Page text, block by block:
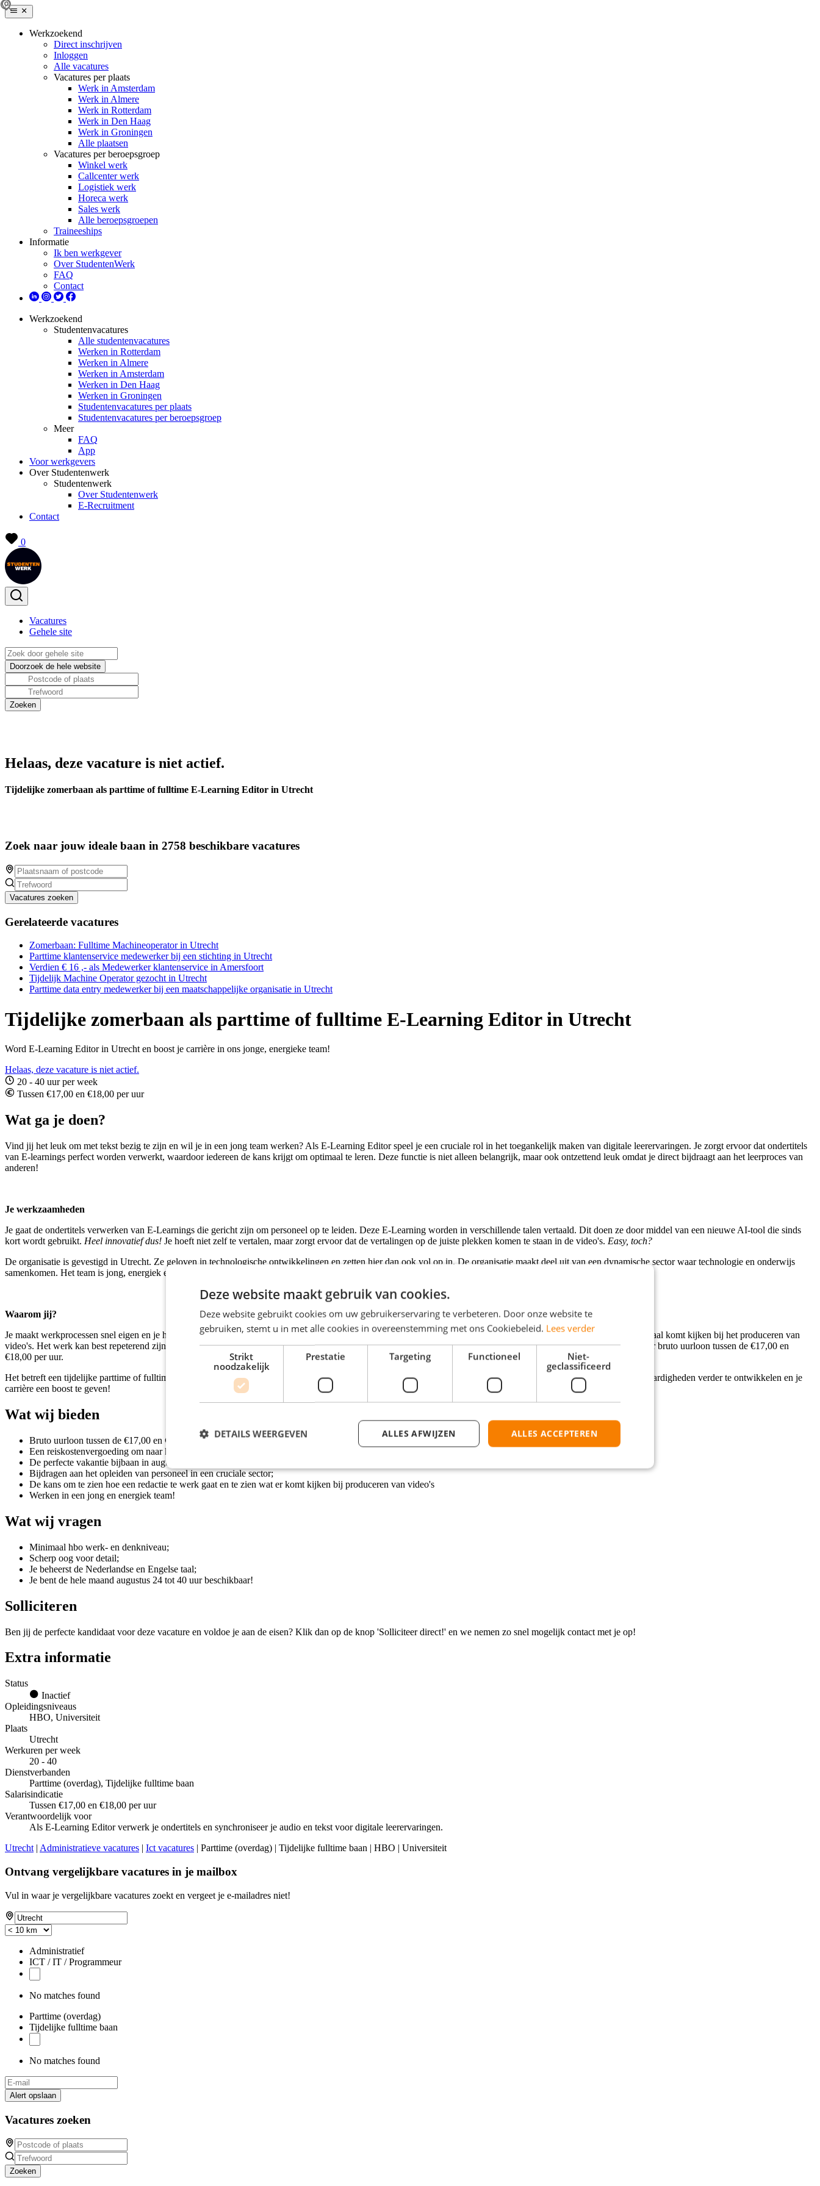
Werkzoekend
Direct inschrijven
Inloggen
Alle vacatures
Vacatures per plaats
Werk in Amsterdam
Werk in Almere
Werk in Rotterdam
Werk in Den Haag
Werk in Groningen
Alle plaatsen
Vacatures per beroepsgroep
Winkel werk
Callcenter werk
Logistiek werk
Horeca werk
Sales werk
Alle beroepsgroepen
Traineeships
Informatie
Ik ben werkgever
Over StudentenWerk
FAQ
Contact
Werkzoekend
Studentenvacatures
Alle studentenvacatures
Werken in Rotterdam
Werken in Almere
Werken in Amsterdam
Werken in Den Haag
Werken in Groningen
Studentenvacatures per plaats
Studentenvacatures per beroepsgroep
Meer
FAQ
App
Voor werkgevers
Over Studentenwerk
Studentenwerk
Over Studentenwerk
E-Recruitment
Contact
0
Vacatures
Gehele site
Helaas, deze vacature is niet actief.
Tijdelijke zomerbaan als parttime of fulltime E-Learning Editor in Utrecht
Zoek naar jouw ideale baan in 2758 beschikbare vacatures
Vacatures zoeken
Gerelateerde vacatures
Zomerbaan: Fulltime Machineoperator in Utrecht
Parttime klantenservice medewerker bij een stichting in Utrecht
Verdien € 16 ,- als Medewerker klantenservice in Amersfoort
Tijdelijk Machine Operator gezocht in Utrecht
Parttime data entry medewerker bij een maatschappelijke organisatie in Utrecht
Tijdelijke zomerbaan als parttime of fulltime E-Learning Editor in Utrecht
Word E-Learning Editor in Utrecht en boost je carrière in ons jonge, energieke team!
Helaas, deze vacature is niet actief.
20 - 40 uur per week
Tussen €17,00 en €18,00 per uur
Wat ga je doen?
Vind jij het leuk om met tekst bezig te zijn en wil je in een jong team werken? Als E-Learning Editor speel je een cruciale rol in het toegankelijk maken van digitale leerervaringen. Je zorgt ervoor dat ondertitels
van E-learnings perfect worden verwerkt, waardoor iedereen de kans krijgt om optimaal te leren. Deze functie is niet alleen belangrijk, maar ook ontzettend leuk omdat je direct bijdraagt aan het leerproces van
anderen!
Je werkzaamheden
Je gaat de ondertitels verwerken van E-Learnings die gericht zijn om personeel op te leiden. Deze E-Learning worden in verschillende talen vertaald. Dit doen ze door middel van een nieuwe AI-tool die sinds
kort wordt gebruikt. Heel innovatief dus! Je hoeft niet zelf te vertalen, maar zorgt ervoor dat de vertalingen op de juiste plekken komen te staan in de video's. Easy, toch?
De organisatie is gevestigd in Utrecht. Ze geloven in technologische ontwikkelingen en zetten hier dan ook vol op in. De organisatie maakt deel uit van een dynamische sector waar technologie en onderwijs
samenkomen. Het team is jong, energiek en altijd op zoek naar nieuwe manieren om leren leuker en effectiever te maken.
Waarom jij?
Je maakt werkprocessen snel eigen en je hebt een oog voor detail. Je vind de ontwikkelingen op het gebied van AI gaaf en vindt het interessant om te weten wat er allemaal komt kijken bij het produceren van
video's. Het werk kan best repeterend zijn, maar jij kan geconcentreerd blijven werken. Je beheerst de Nederlandse en de Engelse taal en gaat aan de slag voor een lekker bruto uurloon tussen de €17,00 en
€18,00 per uur.
Het betreft een tijdelijke parttime of fulltime baan in Utrecht, je kan tussen de 24 en 40 uur per week werken in augustus. Als E-Learning Editor krijg je de kans om je vaardigheden verder te ontwikkelen en je
carrière een boost te geven!
Wat wij bieden
Bruto uurloon tussen de €17,00 en €18,00;
Een reiskostenvergoeding om naar kantoor te komen;
De perfecte vakantie bijbaan in augustus;
Bijdragen aan het opleiden van personeel in een cruciale sector;
De kans om te zien hoe een redactie te werk gaat en te zien wat er komt kijken bij produceren van video's
Werken in een jong en energiek team!
Wat wij vragen
Minimaal hbo werk- en denkniveau;
Scherp oog voor detail;
Je beheerst de Nederlandse en Engelse taal;
Je bent de hele maand augustus 24 tot 40 uur beschikbaar!
Solliciteren
Ben jij de perfecte kandidaat voor deze vacature en voldoe je aan de eisen? Klik dan op de knop 'Solliciteer direct!' en we nemen zo snel mogelijk contact met je op!
Extra informatie
Status
Inactief
Opleidingsniveaus
HBO, Universiteit
Plaats
Utrecht
Werkuren per week
20 - 40
Dienstverbanden
Parttime (overdag), Tijdelijke fulltime baan
Salarisindicatie
Tussen €17,00 en €18,00 per uur
Verantwoordelijk voor
Als E-Learning Editor verwerk je ondertitels en synchroniseer je audio en tekst voor digitale leerervaringen.
Utrecht | Administratieve vacatures | Ict vacatures | Parttime (overdag) | Tijdelijke fulltime baan | HBO | Universiteit
Ontvang vergelijkbare vacatures in je mailbox
Vul in waar je vergelijkbare vacatures zoekt en vergeet je e-mailadres niet!
Administratief
ICT / IT / Programmeur
No matches found
Parttime (overdag)
Tijdelijke fulltime baan
No matches found
Alert opslaan
Vacatures zoeken
Zoeken
Deze website maakt gebruik van cookies.
Deze website gebruikt cookies om uw gebruikerservaring te verbeteren. Door onze website te
gebruiken, stemt u in met alle cookies in overeenstemming met ons Cookiebeleid. Lees verder
Strikt
noodzakelijk
Prestatie Targeting Functioneel
Niet-
geclassificeerd
ALLES ACCEPTEREN
ALLES AFWIJZEN
DETAILS WEERGEVEN